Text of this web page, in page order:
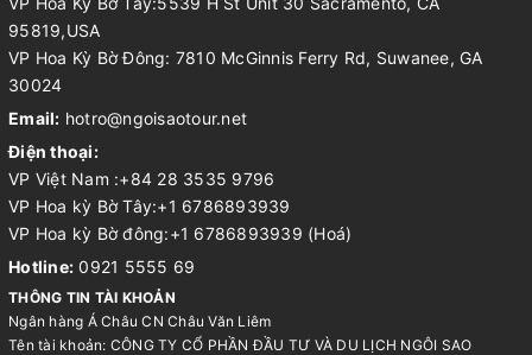
95819,USA
VP Hoa Kỳ Bờ Đông: 7810 McGinnis Ferry Rd, Suwanee, GA
30024
Email: hotro@ngoisaotour.net
Điện thoại:
VP Việt Nam :+84 28 3535 9796
VP Hoa kỳ Bờ Tây:+1 6786893939
VP Hoa kỳ Bờ đông:+1 6786893939 (Hoá)
Hotline: 0921 5555 69
THÔNG TIN TÀI KHOẢN
Ngân hàng Á Châu CN Châu Văn Liêm
Tên tài khoản: CÔNG TY CỔ PHẦN ĐẦU TƯ VÀ DU LỊCH NGÔI SAO